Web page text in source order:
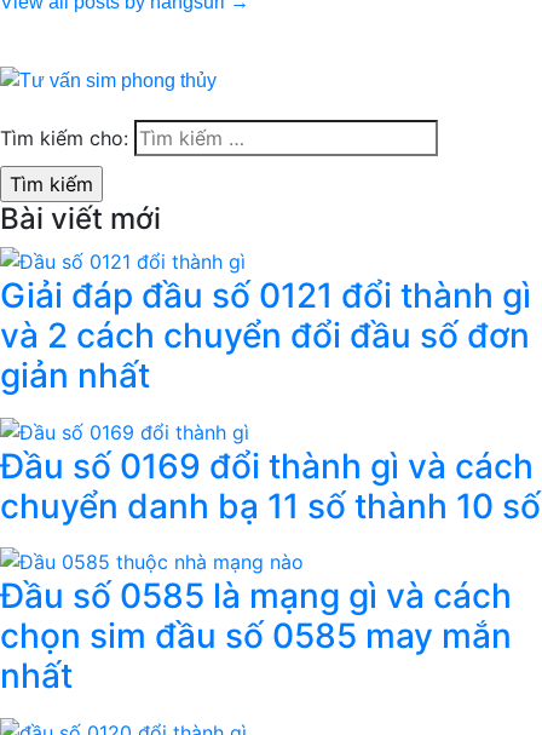
Tìm kiếm cho:
Bài viết mới
Giải đáp đầu số 0121 đổi thành gì
và 2 cách chuyển đổi đầu số đơn
giản nhất
Đầu số 0169 đổi thành gì và cách
chuyển danh bạ 11 số thành 10 số
Đầu số 0585 là mạng gì và cách
chọn sim đầu số 0585 may mắn
nhất